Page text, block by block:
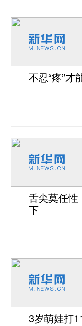
不忍“疼”才
舌尖莫任性
下
3岁萌娃打